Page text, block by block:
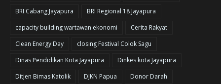
BRI Cabang Jayapura
BRI Regional 18 Jayapura
capacity building wartawan ekonomi
Cerita Rakyat
Clean Energy Day
closing Festival Colok Sagu
Dinas Pendidikan Kota Jayapura
Dinkes kota Jayapura
Ditjen Bimas Katolik
DJKN Papua
Donor Darah